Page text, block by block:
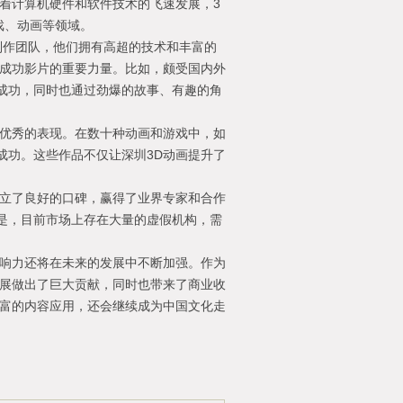
计算机硬件和软件技术的飞速发展，3
动画等领域。
团队，他们拥有高超的技术和丰富的
功影片的重要力量。比如，颇受国内外
，同时也通过劲爆的故事、有趣的角
秀的表现。在数十种动画和游戏中，如
。这些作品不仅让深圳3D动画提升了
了良好的口碑，赢得了业界专家和合作
，目前市场上存在大量的虚假机构，需
力还将在未来的发展中不断加强。作为
做出了巨大贡献，同时也带来了商业收
的内容应用，还会继续成为中国文化走